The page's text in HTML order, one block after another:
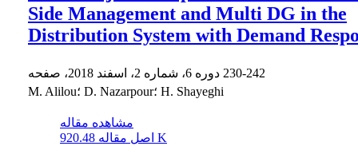
Side Management and Multi DG in the
Distribution System with Demand
230-242
M. Alilou؛ D. Nazarpour؛ H. Shayeghi
مشاهده مقاله
اصل مقاله 920.48 K